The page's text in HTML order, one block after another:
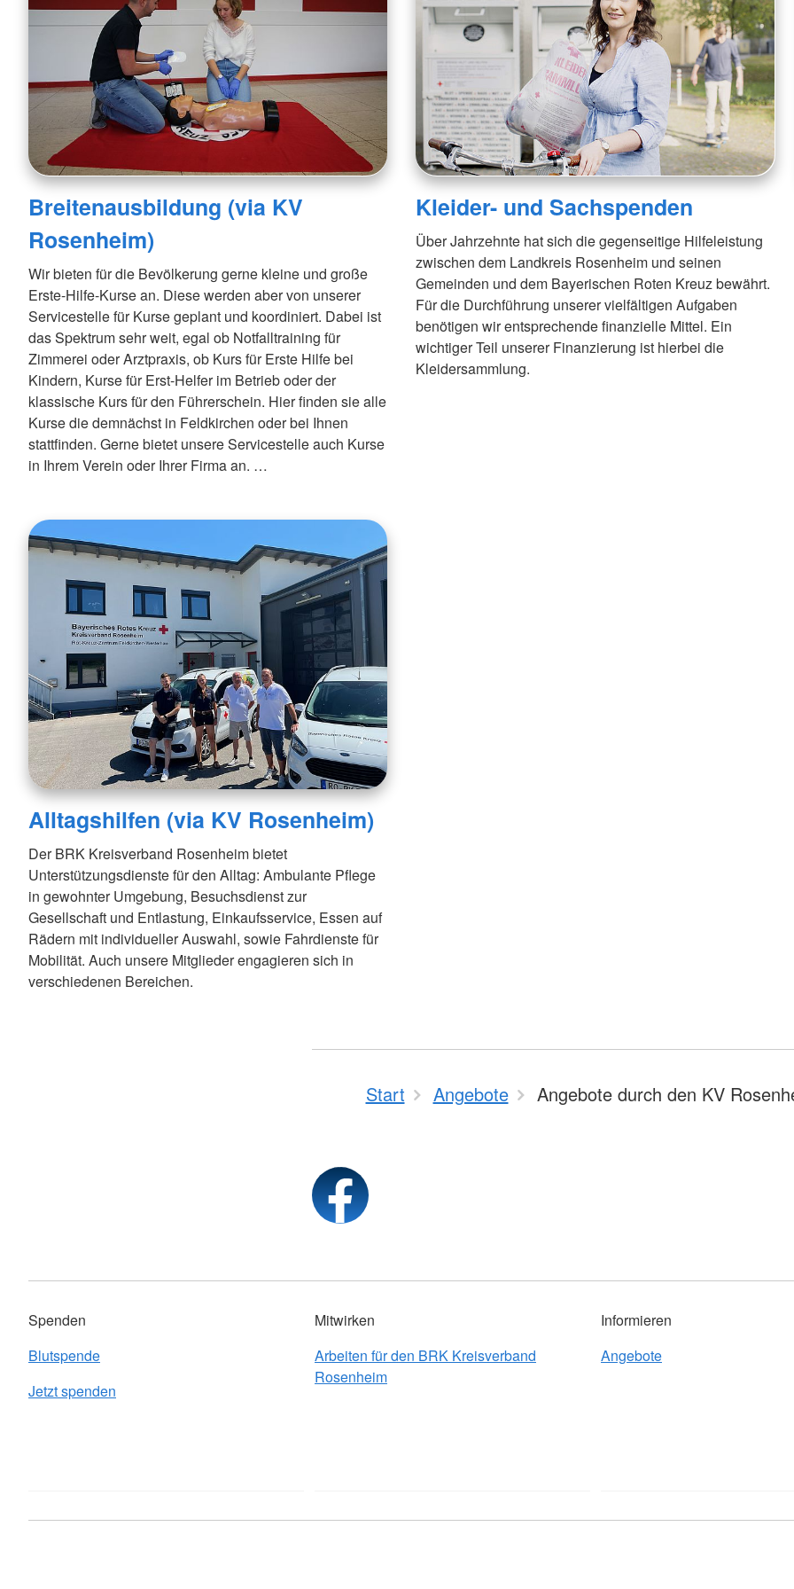
Breitenausbildung (via KV
Rosenheim)
Wir bieten für die Bevölkerung gerne kleine und große
Erste-Hilfe-Kurse an. Diese werden aber von unserer
Servicestelle für Kurse geplant und koordiniert. Dabei ist
das Spektrum sehr weit, egal ob Notfalltraining für
Zimmerei oder Arztpraxis, ob Kurs für Erste Hilfe bei
Kindern, Kurse für Erst-Helfer im Betrieb oder der
klassische Kurs für den Führerschein. Hier finden sie alle
Kurse die demnächst in Feldkirchen oder bei Ihnen
stattfinden. Gerne bietet unsere Servicestelle auch Kurse
in Ihrem Verein oder Ihrer Firma an. …
Kleider- und Sachspenden
Über Jahrzehnte hat sich die gegenseitige Hilfeleistung
zwischen dem Landkreis Rosenheim und seinen
Gemeinden und dem Bayerischen Roten Kreuz bewährt.
Für die Durchführung unserer vielfältigen Aufgaben
benötigen wir entsprechende finanzielle Mittel. Ein
wichtiger Teil unserer Finanzierung ist hierbei die
Kleidersammlung.
Alltagshilfen (via KV Rosenheim)
Der BRK Kreisverband Rosenheim bietet
Unterstützungsdienste für den Alltag: Ambulante Pflege
in gewohnter Umgebung, Besuchsdienst zur
Gesellschaft und Entlastung, Einkaufsservice, Essen auf
Rädern mit individueller Auswahl, sowie Fahrdienste für
Mobilität. Auch unsere Mitglieder engagieren sich in
verschiedenen Bereichen.
Start Angebote Angebote durch den KV
Spenden
Blutspende
Jetzt spenden
Mitwirken
Arbeiten für den BRK Kreisverband
Rosenheim
Informieren
Angebote